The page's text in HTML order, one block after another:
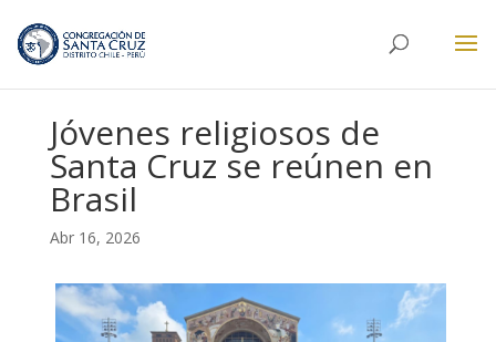
Jóvenes religiosos de
Santa Cruz se reúnen en
Brasil
Abr 16, 2026